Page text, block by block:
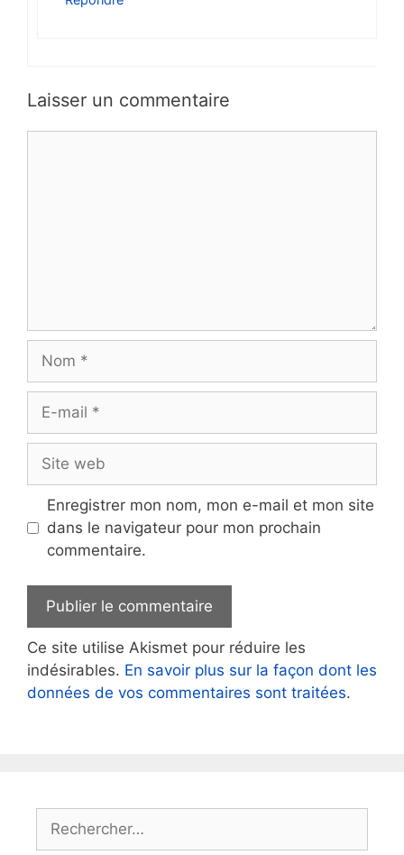
Laisser un commentaire
Nom
Site
web
Enregistrer mon nom, mon e-mail et mon site
dans le navigateur pour mon prochain
commentaire.
Ce site utilise Akismet pour réduire les
indésirables. En savoir plus sur la façon dont les
données de vos commentaires sont traitées.
Rechercher :